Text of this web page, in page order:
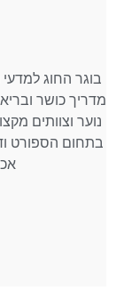
בוגר החוג
מדריך כושר
נוער וצוותים
בתחום הספורט